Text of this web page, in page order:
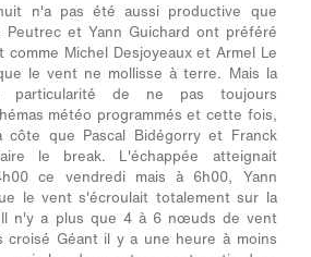
n'a pas été aussi productive que
et Yann Guichard ont préféré
Michel Desjoyeaux et Armel Le
le vent ne mollisse à terre. Mais la
particularité de ne pas toujours
météo programmés et cette fois,
que Pascal Bidégorry et Franck
le break. L'échappée atteignait
ce vendredi mais à 6h00, Yann
le vent s'écroulait totalement sur la
n'y a plus que 4 à 6 nœuds de vent
croisé Géant il y a une heure à moins